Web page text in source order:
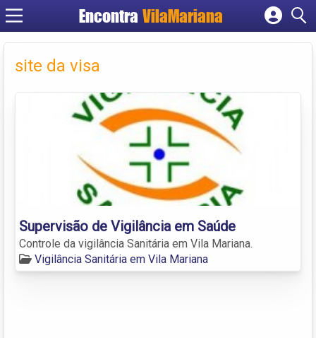
EncontraVilaMariana
Cadastrar empresa
site da visa
Supervisão de Vigilância em Saúde
Controle da vigilância Sanitária em Vila Mariana.
Vigilância Sanitária em Vila Mariana